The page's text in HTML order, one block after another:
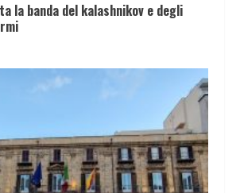
la banda del kalashnikov e degli